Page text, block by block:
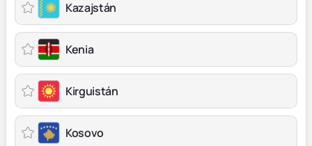
Kazajstán
Kenia
Kirguistán
Kosovo